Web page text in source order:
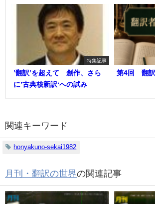
特集記事
’翻訳’を超えて 創作、さら
に’古典核新訳‘への試み
第4回 翻訳
関連キーワード
honyakuno-sekai1982
月刊・翻訳の世界の関連記事